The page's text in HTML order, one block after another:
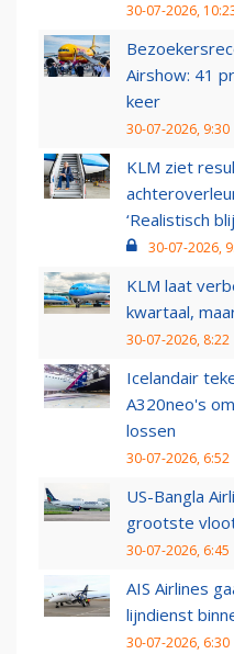
30-07-2026,
Airshow: 41
keer
30-07-2026, 9:30
KLM ziet
‘Realistisch
30-07-2026,
KLM laat
kwartaal,
30-07-2026, 8:22
Icelandair
A320neo's
lossen
30-07-2026, 6:52
US-Bangla
grootste
30-07-2026, 6:45
AIS Airlines
lijndienst
30-07-2026, 6:30